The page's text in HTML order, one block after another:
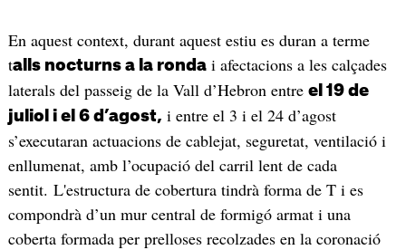
En aquest context, durant aquest estiu es duran a terme
talls nocturns a la rondai afectacions a les calçades
laterals del passeig de la Vall d’Hebron entre el 19 de
juliol i el 6 d’agost, i entre el 3 i el 24 d’agost
s’executaran actuacions de cablejat, seguretat, ventilació i
enllumenat, amb l’ocupació del carril lent de cada
sentit. L'estructura de cobertura tindrà forma de T i es
compondrà d’un mur central de formigó armat i una
coberta formada per prelloses recolzades en la coronació